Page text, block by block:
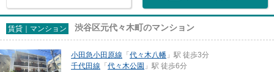
賃貸｜マンション 渋谷区元代々木町のマンション
小田急小田原線 「 代々木八幡 」駅 徒歩3分
千代田線 「 代々木公園 」駅 徒歩6分